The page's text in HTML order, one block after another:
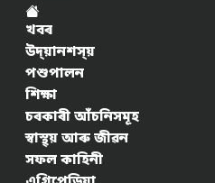
খবৰ
উদ্য়ানশস্য়
পশুপালন
শিক্ষা
চৰকাৰী আঁচনিসমূহ
স্বাস্থ্য় আৰু জীৱন
সফল কাহিনী